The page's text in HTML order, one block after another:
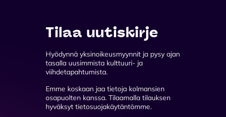
Tilaa uutiskirje
Hyödynnä yksinoikeusmyynnit ja pysy ajan
tasalla uusimmista kulttuuri- ja
viihdetapahtumista.
Emme koskaan jaa tietoja kolmansien
osapuolten kanssa. Tilaamalla tilauksen
hyväksyt tietosuojakäytäntömme.